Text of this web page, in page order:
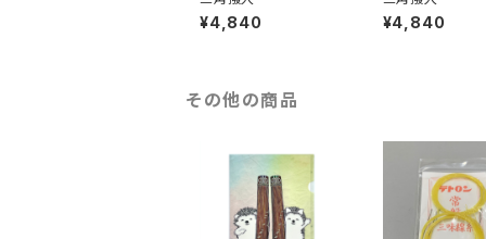
¥4,840 ¥4,840
その他の商品